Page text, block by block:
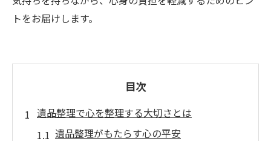
トをお届けします。
目次
遺品整理で心を整理する大切さとは
遺品整理がもたらす心の平安